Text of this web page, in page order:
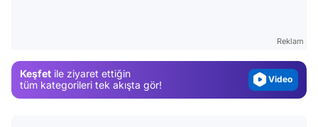
Reklam
Keşfet ile ziyaret ettiğin
tüm kategorileri tek akışta gör!
Magazin
Test